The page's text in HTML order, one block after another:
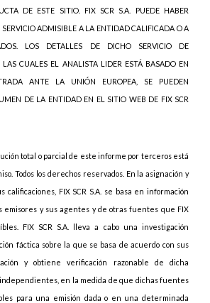
DE ESTE SITIO. FIX SCR S.A. PUEDE HABER
SERVICIO ADMISIBLE A LA ENTIDAD CALIFICADA O A
LOS DETALLES DE DICHO SERVICIO DE
LAS CUALES EL ANALISTA LIDER ESTÁ BASADO EN
ANTE LA UNIÓN EUROPEA, SE PUEDEN
DE LA ENTIDAD EN EL SITIO WEB DE FIX SCR
total o parcial de este informe por terceros está
Todos los derechos reservados. En la asignación y
FIX SCR S.A. se basa en información
emisores y sus agentes y de otras fuentes que FIX
FIX SCR S.A. lleva a cabo una investigación
fáctica sobre la que se basa de acuerdo con sus
y obtiene verificación razonable de dicha
en la medida de que dichas fuentes
para una emisión dada o en una determinada